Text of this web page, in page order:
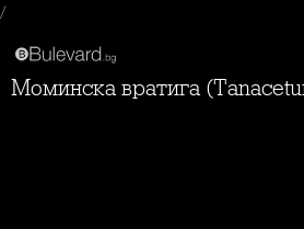
/
Моминска вратига